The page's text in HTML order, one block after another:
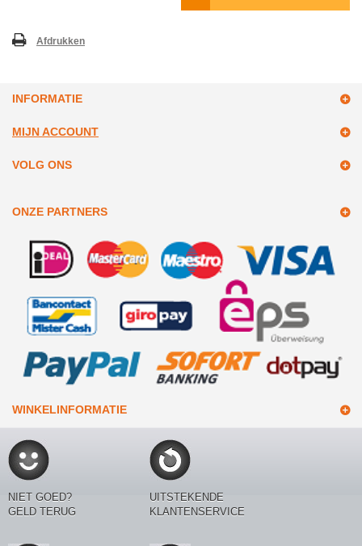
Afdrukken
INFORMATIE
MIJN ACCOUNT
VOLG ONS
ONZE PARTNERS
WINKELINFORMATIE
NIET GOED?
GELD TERUG
UITSTEKENDE
KLANTENSERVICE